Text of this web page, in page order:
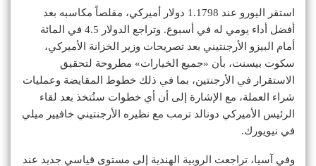
استقر اليورو عند 1.1798 دولار أميركي، مقلصاً مكاسبه بعد
أفضل أداء يومي له في أسبوع. وتراجع الدولار 4.5 في المائة
أمام البيزو الأرجنتيني بعد تصريحات وزير الخزانة الأميركي،
سكوت بيسنت، بأن «جميع الخيارات» مطروحة لتحقيق
الاستقرار في الأرجنتين، بما في ذلك خطوط المقايضة وعمليات
شراء العملة، مع الإشارة إلى أن أي خطوات ستُتخذ بعد لقاء
الرئيس الأميركي دونالد ترمب مع نظيره الأرجنتيني خافيير ميلي
في نيويورك.
وفي آسيا، تراجعت الروبية الهندية إلى مستوى قياسي جديد عند